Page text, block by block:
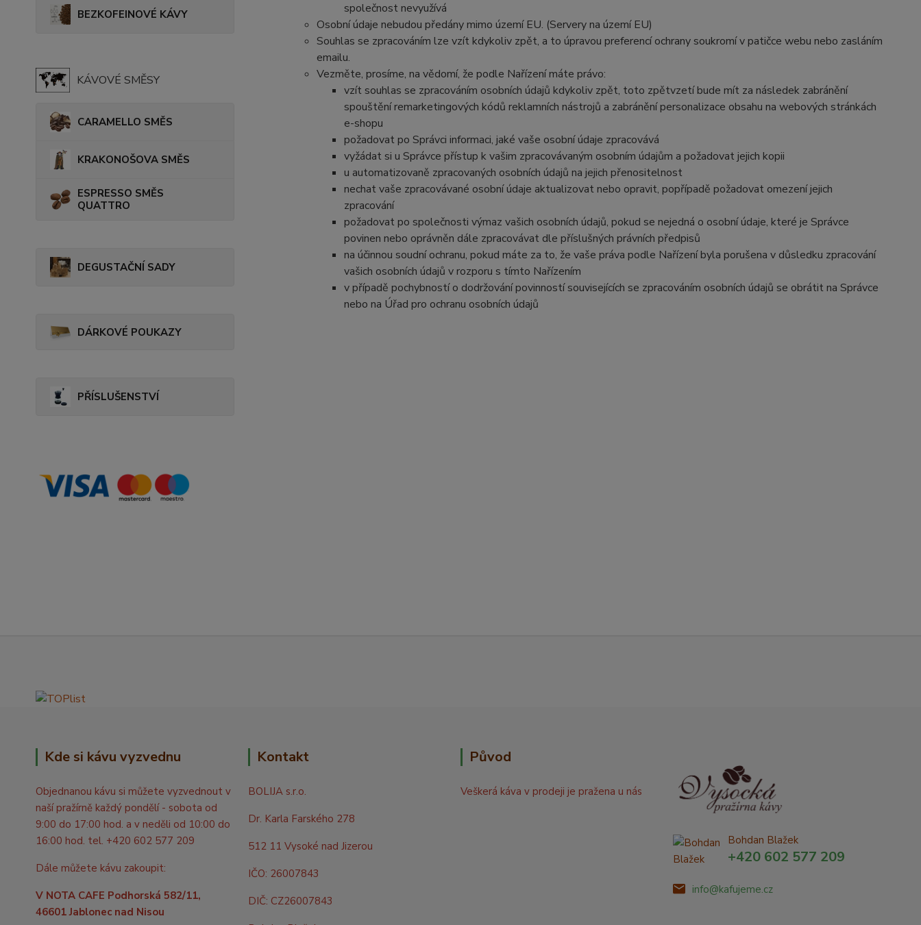
BEZKOFEINOVÉ KÁVY
KÁVOVÉ SMĚSY
CARAMELLO SMĚS
KRAKONOŠOVA SMĚS
ESPRESSO SMĚS
QUATTRO
DEGUSTAČNÍ SADY
DÁRKOVÉ POUKAZY
PŘÍSLUŠENSTVÍ
společnost nevyužívá
Osobní údaje nebudou předány mimo území EU. (Servery na území EU)
Souhlas se zpracováním lze vzít kdykoliv zpět, a to úpravou preferencí ochrany soukromí v patičce webu nebo zasláním
emailu.
Vezměte, prosíme, na vědomí, že podle Nařízení máte právo:
vzít souhlas se zpracováním osobních údajů kdykoliv zpět, toto zpětvzetí bude mít za následek zabránění
spouštění remarketingových kódů reklamních nástrojů a zabránění personalizace obsahu na webových stránkách
e-shopu
požadovat po Správci informaci, jaké vaše osobní údaje zpracovává
vyžádat si u Správce přístup k vašim zpracovávaným osobním údajům a požadovat jejich kopii
u automatizovaně zpracovaných osobních údajů na jejich přenositelnost
nechat vaše zpracovávané osobní údaje aktualizovat nebo opravit, popřípadě požadovat omezení jejich
zpracování
požadovat po společnosti výmaz vašich osobních údajů, pokud se nejedná o osobní údaje, které je Správce
povinen nebo oprávněn dále zpracovávat dle příslušných právních předpisů
na účinnou soudní ochranu, pokud máte za to, že vaše práva podle Nařízení byla porušena v důsledku zpracování
vašich osobních údajů v rozporu s tímto Nařízením
v případě pochybností o dodržování povinností souvisejících se zpracováním osobních údajů se obrátit na Správce
nebo na Úřad pro ochranu osobních údajů
Kde si kávu vyzvednu
Objednanou kávu si můžete vyzvednout v
naší pražírně každý pondělí - sobota od
9:00 do 17:00 hod. a v neděli od 10:00 do
16:00 hod. tel. +420 602 577 209
Dále můžete kávu zakoupit:
V NOTA CAFE Podhorská 582/11,
46601 Jablonec nad Nisou
Kontakt
BOLIJA s.r.o.
Dr. Karla Farského 278
512 11 Vysoké nad Jizerou
IČO: 26007843
DIČ: CZ26007843
Původ
Veškerá káva v prodeji je pražena u nás
Bohdan Blažek
+420 602 577 209
info@kafujeme.cz